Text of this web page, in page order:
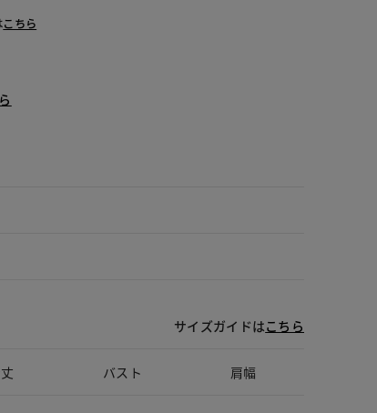
こちら
サイズガイドはこちら
バスト 肩幅